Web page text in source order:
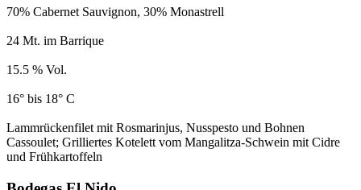
70% Cabernet Sauvignon, 30% Monastrell
24 Mt. im Barrique
15.5 % Vol.
16° bis 18° C
Lammrückenfilet mit Rosmarinjus, Nusspesto und Bohnen
Cassoulet; Grilliertes Kotelett vom Mangalitza-Schwein mit Cidre
und Frühkartoffeln